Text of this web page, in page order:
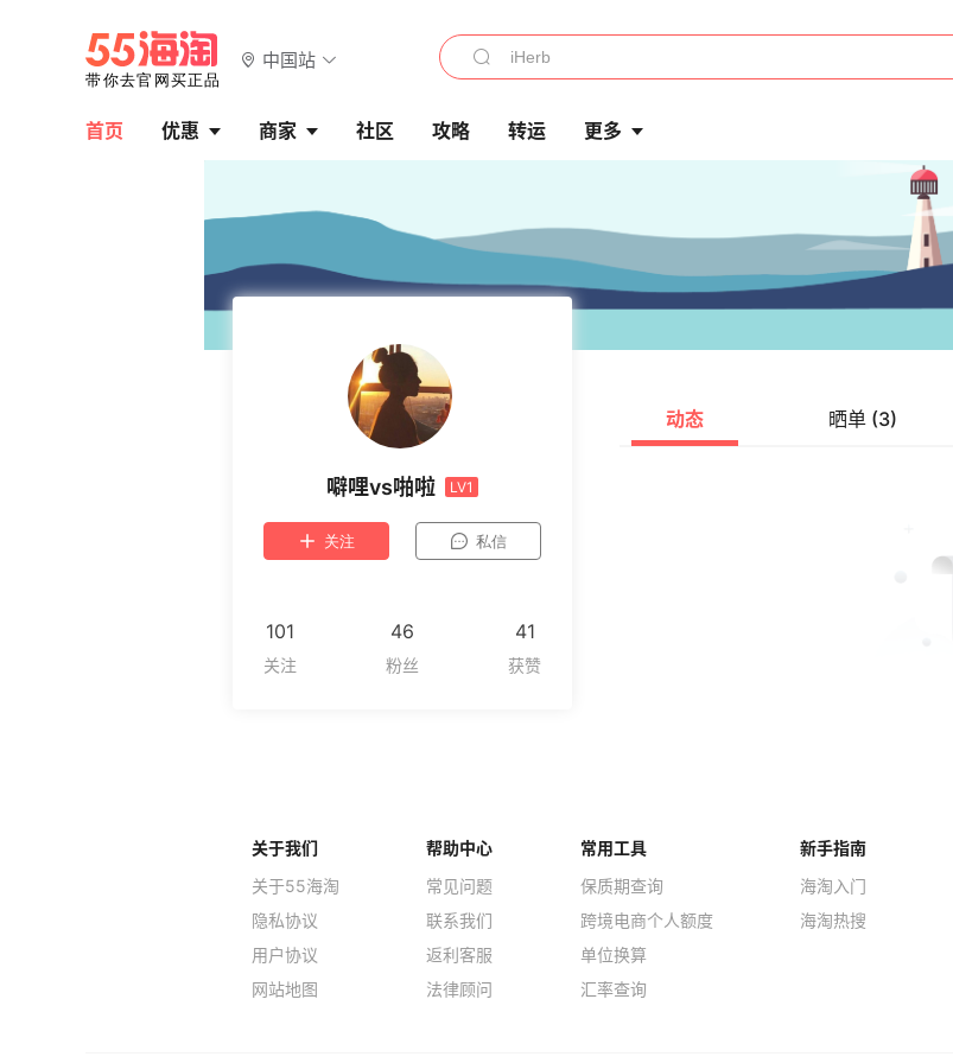
中国站
首页 优惠 商家 社区 攻略 转运 更多
噼哩vs啪啦 LV1
关注 私信
101 46 41
动态 晒单 (3)
关于我们
关于55海淘
隐私协议
用户协议
网站地图
帮助中心
常见问题
联系我们
返利客服
法律顾问
常用工具
保质期查询
跨境电商个人额度
单位换算
汇率查询
新手指南
海淘入门
海淘热搜